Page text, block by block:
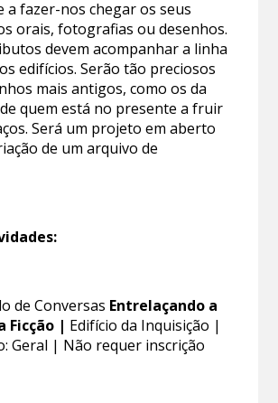
a fazer-nos chegar os seus
orais, fotografias ou desenhos.
devem acompanhar a linha
edifícios. Serão tão preciosos
mais antigos, como os da
quem está no presente a fruir
Será um projeto em aberto
de um arquivo de
de Conversas Entrelaçando a
Ficção | Edifício da Inquisição |
Geral | Não requer inscrição